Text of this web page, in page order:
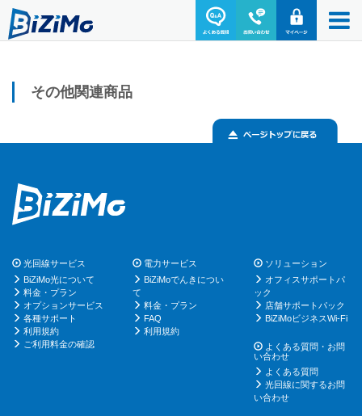
その他関連商品
光回線サービス
BiZiMo光について
料金・プラン
オプションサービス
各種サポート
利用規約
ご利用料金の確認
電力サービス
BiZiMoでんきについ
て
料金・プラン
FAQ
利用規約
ソリューション
オフィスサポートパ
ック
店舗サポートパック
BiZiMoビジネスWi-Fi
よくある質問・お問
い合わせ
よくある質問
光回線に関するお問
い合わせ